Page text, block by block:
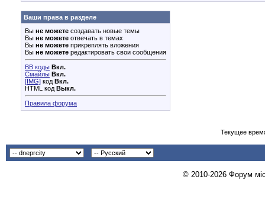
Ваши права в разделе
Вы не можете создавать новые темы
Вы не можете отвечать в темах
Вы не можете прикреплять вложения
Вы не можете редактировать свои сообщения
BB коды Вкл.
Смайлы Вкл.
[IMG] код Вкл.
HTML код Выкл.
Правила форума
Текущее
© 2010-2026 Форум